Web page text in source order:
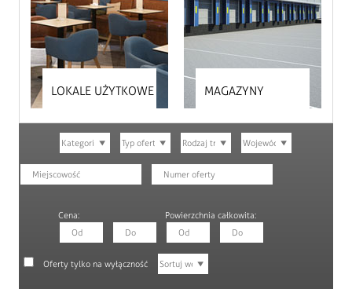
LOKALE UŻYTKOWE MAGAZYNY
Cena: Powierzchnia całkowita:
Oferty tylko na wyłączność